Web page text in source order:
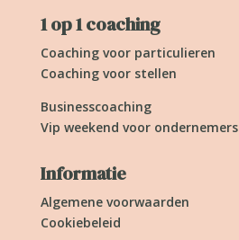
1 op 1 coaching
Coaching voor particulieren
Coaching voor stellen
Businesscoaching
Vip weekend voor ondernemers
Informatie
Algemene voorwaarden
Cookiebeleid